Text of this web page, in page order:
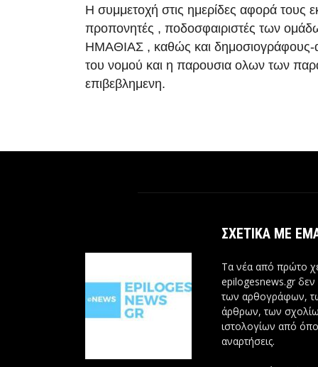
Η συμμετοχή στις ημερίδες αφορά τους
προπονητές , ποδοσφαιριστές των
ΗΜΑΘΙΑΣ , καθώς και δημοσιογράφους-
του νομού και η παρουσια ολων των
επιβεβλημενη.
ΣΧΕΤΙΚΆ ΜΕ
Τα νέα από πρώτο
epilogesnews.gr δεν
των αρθογράφων,
άρθρων, των
ιστολογίων από
αναρτήσεις.